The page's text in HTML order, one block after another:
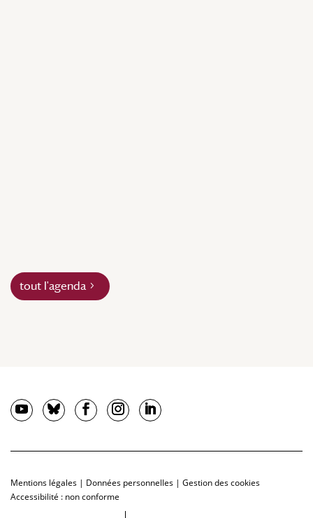
tout l'agenda
Mentions légales | Données personnelles | Gestion des cookies
Accessibilité : non conforme